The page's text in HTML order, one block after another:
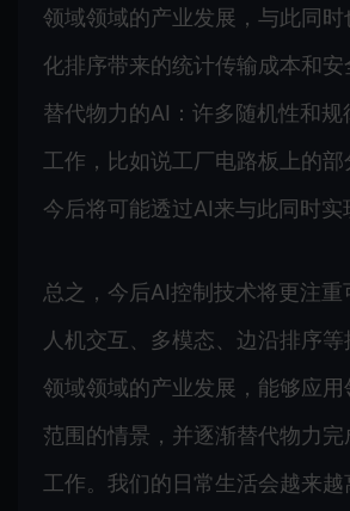
领域领域的产业发展，与此同
化排序带来的统计传输成本和安
替代物力的AI：许多随机性和规
工作，比如说工厂电路板上的部
今后将可能透过AI来与此同时实
总之，今后AI控制技术将更注重
人机交互、多模态、边沿排序等
领域领域的产业发展，能够应用
范围的情景，并逐渐替代物力完
工作。我们的日常生活会越来越